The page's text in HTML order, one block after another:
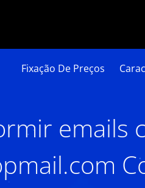
Fixação De Preços
emails